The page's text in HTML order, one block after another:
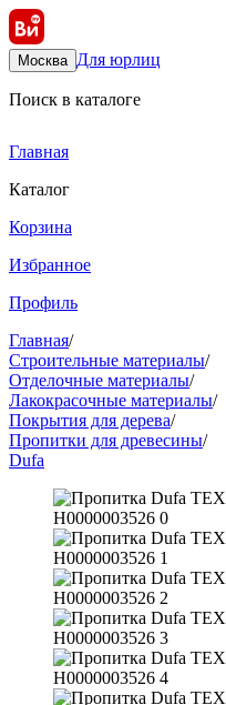
Москва Для юрлиц
Поиск в каталоге
Главная
Каталог
Корзина
Избранное
Профиль
Главная/
Строительные материалы/
Отделочные материалы/
Лакокрасочные материалы/
Покрытия для дерева/
Пропитки для древесины/
Dufa